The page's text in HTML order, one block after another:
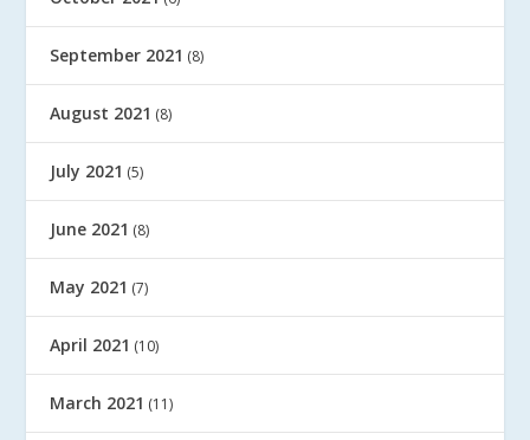
September 2021 (8)
August 2021 (8)
July 2021 (5)
June 2021 (8)
May 2021 (7)
April 2021 (10)
March 2021 (11)